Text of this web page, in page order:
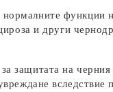
функции
и други
защитата на
вследствие